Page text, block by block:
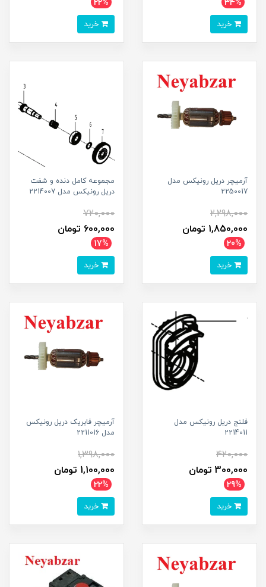
34%
22%
آرمیچر دریل رونیکس مدل
2250017
2,298,000
1,850,000 تومان
20%
مجموعه کامل دنده و شفت
دریل رونیکس مدل 2214007
720,000
600,000 تومان
17%
فلنج دریل رونیکس مدل
2214011
420,000
300,000 تومان
29%
آرمیچر فابریک دریل رونیکس
مدل 2211016
1,398,000
1,100,000 تومان
22%